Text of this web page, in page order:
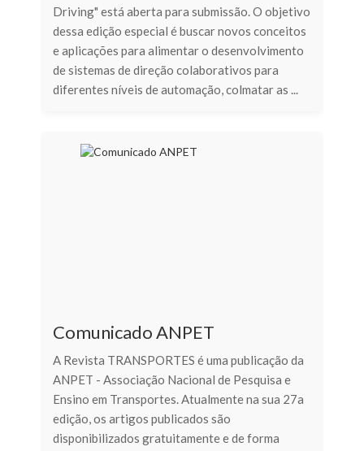
Driving" está aberta para submissão. O objetivo
dessa edição especial é buscar novos conceitos
e aplicações para alimentar o desenvolvimento
de sistemas de direção colaborativos para
diferentes níveis de automação, colmatar as ...
Comunicado ANPET
A Revista TRANSPORTES é uma publicação da
ANPET - Associação Nacional de Pesquisa e
Ensino em Transportes. Atualmente na sua 27a
edição, os artigos publicados são
disponibilizados gratuitamente e de forma